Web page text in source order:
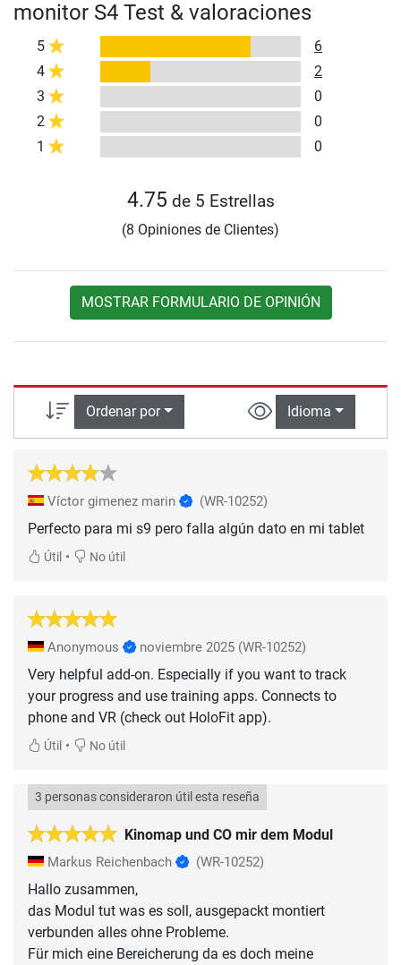
monitor S4 Test & valoraciones
5
6
4
2
3
0
2
0
1
0
4.75 de 5 Estrellas
(8 Opiniones de Clientes)
MOSTRAR FORMULARIO DE OPINIÓN
Ordenar por Idioma
Víctor gimenez marin (WR-10252)
Perfecto para mi s9 pero falla algún dato en mi tablet
Útil • No útil
Anonymous noviembre 2025 (WR-10252)
Very helpful add-on. Especially if you want to track
your progress and use training apps. Connects to
phone and VR (check out HoloFit app).
Útil • No útil
Kinomap und CO mir dem Modul
3 personas consideraron útil esta reseña
Markus Reichenbach (WR-10252)
Hallo zusammen,
das Modul tut was es soll, ausgepackt montiert
verbunden alles ohne Probleme.
Für mich eine Bereicherung da es doch meine